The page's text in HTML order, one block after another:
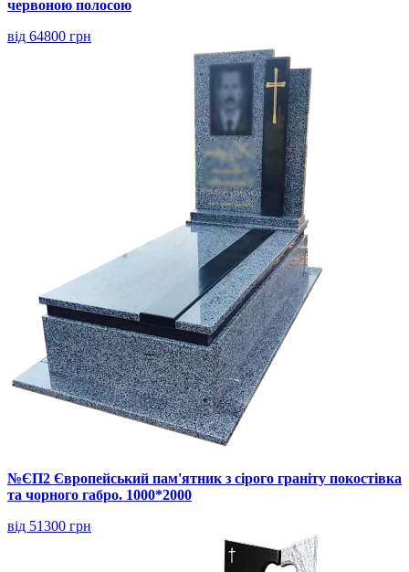
червоною полосою
від 64800 грн
№ЄП2 Європейський пам'ятник з сірого граніту покостівка
та чорного габро. 1000*2000
від 51300 грн